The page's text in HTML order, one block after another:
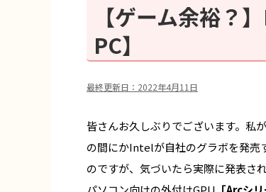
【ゲーム余裕？
PC】
最終更新日： 2022年4月11日
皆さんお久しぶりでございます。私
の間にかIntelが自社のグラボを発売
のですが、気づいたら実際に発表